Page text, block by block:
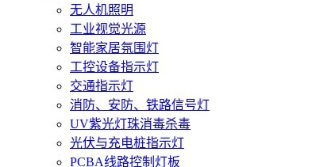
无人机照明
工业视觉光源
智能家居氛围灯
工控设备指示灯
交通指示灯
消防、安防、铁路信号灯
UV紫光灯珠消毒杀毒
光伏与充电桩指示灯
PCBA线路控制灯板